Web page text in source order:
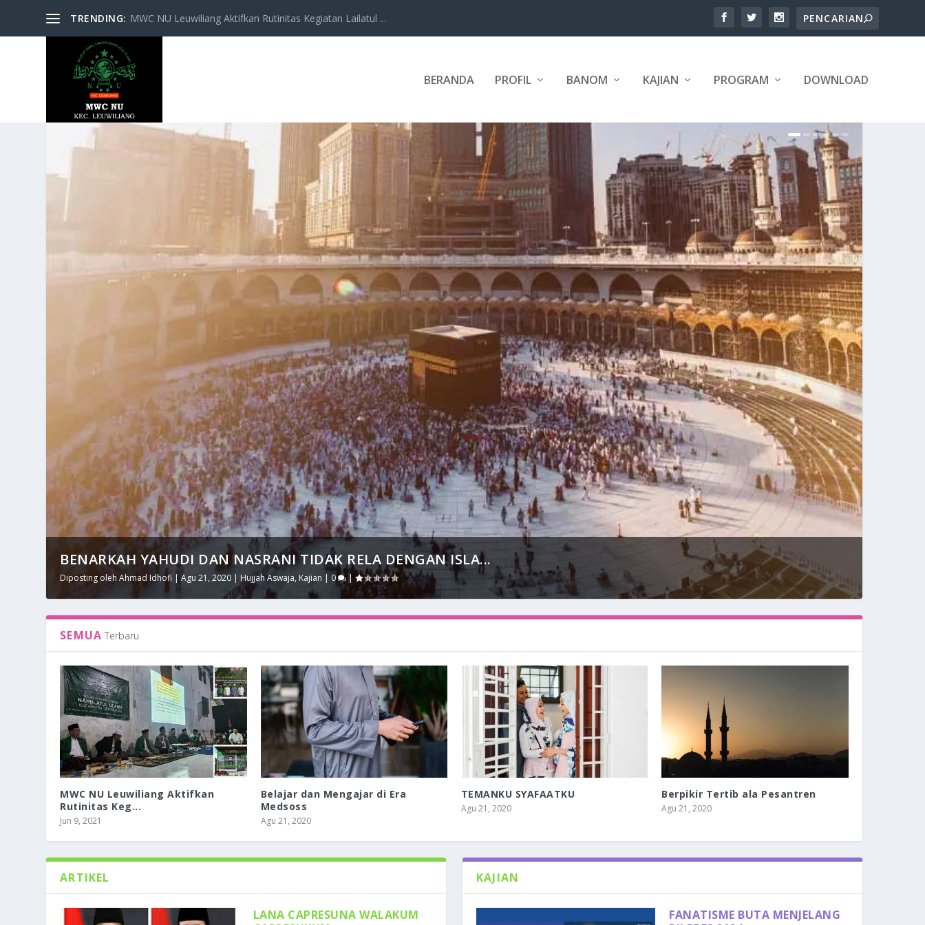
TRENDING: MWC NU Leuwiliang Aktifkan Rutinitas Kegiatan Lailatul ...
BERANDA PROFIL BANOM KAJIAN PROGRAM DOWNLOAD
BENARKAH YAHUDI DAN NASRANI TIDAK RELA DENGAN ISLA...
Diposting olehAhmad Idhofi |Agu 21, 2020 | Hujjah Aswaja, Kajian | 0 |
MWC NU LEUWILIANG AKTIFKAN RUTINITAS KEGIATAN LAIL...
Diposting olehAhmad Idhofi |Jun 9, 2021| Program |0 |
SEMUA Terbaru
MWC NU Leuwiliang Aktifkan
Rutinitas Keg...
Jun 9, 2021
Belajar dan Mengajar di Era
Medsoss
Agu 21, 2020
TEMANKU SYAFAATKU
Agu 21, 2020
Berpikir Tertib ala Pesantren
Agu 21, 2020
ARTIKEL
LANA CAPRESUNA WALAKUM
KAJIAN
FANATISME BUTA MENJELANG